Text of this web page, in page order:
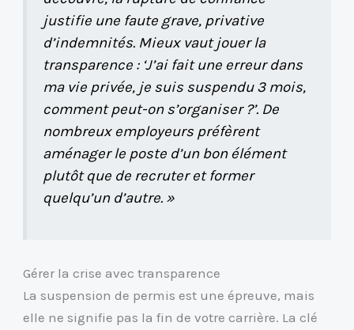
justifie une faute grave, privative
d’indemnités. Mieux vaut jouer la
transparence : ‘J’ai fait une erreur dans
ma vie privée, je suis suspendu 3 mois,
comment peut-on s’organiser ?’. De
nombreux employeurs préfèrent
aménager le poste d’un bon élément
plutôt que de recruter et former
quelqu’un d’autre. »
Gérer la crise avec transparence
La suspension de permis est une épreuve, mais
elle ne signifie pas la fin de votre carrière. La clé